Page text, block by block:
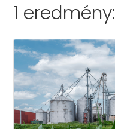
1 eredmény: